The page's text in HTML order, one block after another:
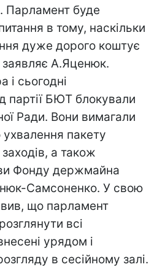
Парламент буде
в тому, наскільки
дуже дорого коштує
А.Яценюк.
і сьогодні
партії БЮТ блокували
Ради. Вони вимагали
пакету
а також
Фонду держмайна
Самсоненко. У свою
що парламент
всі
урядом і
в сесійному залі.